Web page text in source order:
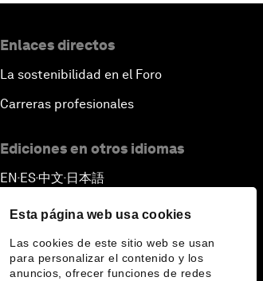
Esta página web usa cookies
Las cookies de este sitio web se usan
para personalizar el contenido y los
anuncios, ofrecer funciones de redes
Enlaces directos
La sostenibilidad en el Foro
Carreras profesionales
Ediciones en otros idiomas
EN ▪ES▪中文▪ 日本語